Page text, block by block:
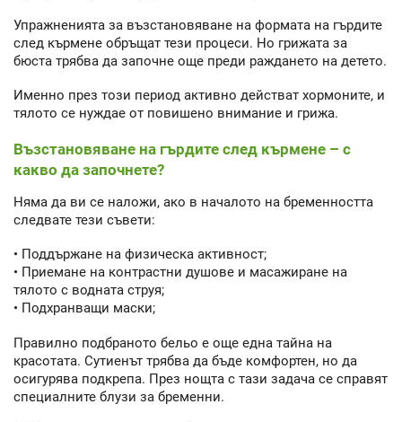
Упражненията за възстановяване на формата на гърдите
след кърмене обръщат тези процеси. Но грижата за
бюста трябва да започне още преди раждането на детето.
Именно през този период активно действат хормоните, и
тялото се нуждае от повишено внимание и грижа.
Възстановяване на гърдите след кърмене – с
какво да започнете?
Няма да ви се наложи, ако в началото на бременността
следвате тези съвети:
• Поддържане на физическа активност;
• Приемане на контрастни душове и масажиране на
тялото с водната струя;
• Подхранващи маски;
Правилно подбраното бельо е още една тайна на
красотата. Сутиенът трябва да бъде комфортен, но да
осигурява подкрепа. През нощта с тази задача се справят
специалните блузи за бременни.